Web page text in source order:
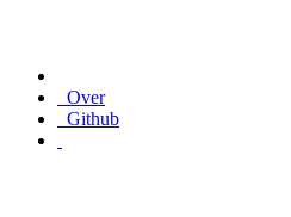
Over
Github